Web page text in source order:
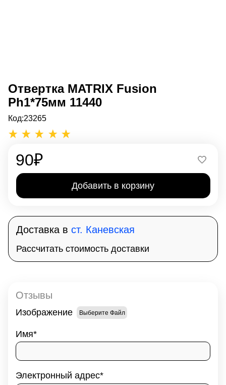
Отвертка MATRIX Fusion
Ph1*75мм 11440
Код:23265
90₽
Добавить в корзину
Доставка в ст. Каневская
Рассчитать стоимость доставки
Отзывы
Изображение Выберите Файл
Имя
Электронный адрес